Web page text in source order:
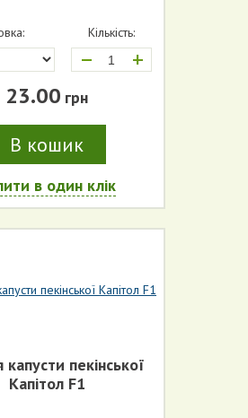
Кількість:
+
23.00 грн
В кошик
в один клік
капусти пекінської
Капітол F1